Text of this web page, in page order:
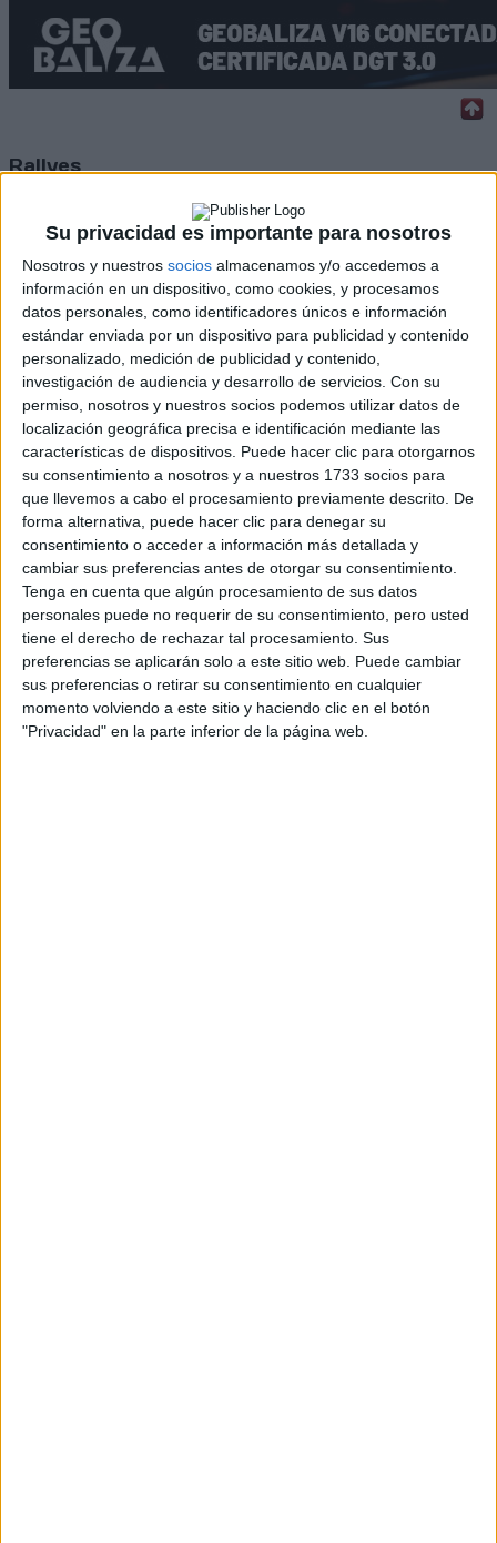
Su privacidad es importante para nosotros
Nosotros y nuestros socios almacenamos y/o accedemos a
información en un dispositivo, como cookies, y procesamos
datos personales, como identificadores únicos e información
estándar enviada por un dispositivo para publicidad y contenido
personalizado, medición de publicidad y contenido,
investigación de audiencia y desarrollo de servicios. Con su
permiso, nosotros y nuestros socios podemos utilizar datos de
localización geográfica precisa e identificación mediante las
características de dispositivos. Puede hacer clic para otorgarnos
su consentimiento a nosotros y a nuestros 1733 socios para
que llevemos a cabo el procesamiento previamente descrito. De
forma alternativa, puede hacer clic para denegar su
consentimiento o acceder a información más detallada y
cambiar sus preferencias antes de otorgar su consentimiento.
Tenga en cuenta que algún procesamiento de sus datos
personales puede no requerir de su consentimiento, pero usted
tiene el derecho de rechazar tal procesamiento. Sus
preferencias se aplicarán solo a este sitio web. Puede cambiar
sus preferencias o retirar su consentimiento en cualquier
momento volviendo a este sitio y haciendo clic en el botón
"Privacidad" en la parte inferior de la página web.
Rallyes
S-CER
ERC
CERA
CERT
Internacionales
Campeonatos Autonómicos
Históricos
Dakar
RallyCross
Circuitos
F1
Fórmula E
F2 / F3 / F4
Resistencia
Indycar
Otros
Producto
Producto
Web pensada para poder ofrecer diferentes